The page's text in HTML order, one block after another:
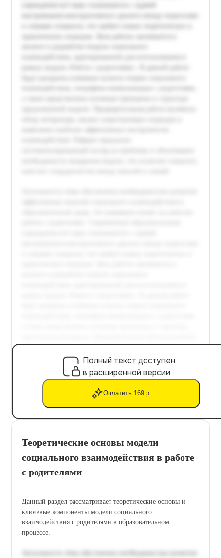
Полный текст доступен
в расширенной версии
Оплатить 169 р.
Теоретические основы модели
социального взаимодействия в работе
с родителями
Данный раздел рассматривает теоретические основы и
ключевые компоненты модели социального
взаимодействия с родителями в образовательном
процессе.